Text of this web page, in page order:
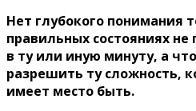
Нет глубокого понимания
правильных состояниях
в ту или иную минуту, а
разрешить ту сложность,
имеет место быть.